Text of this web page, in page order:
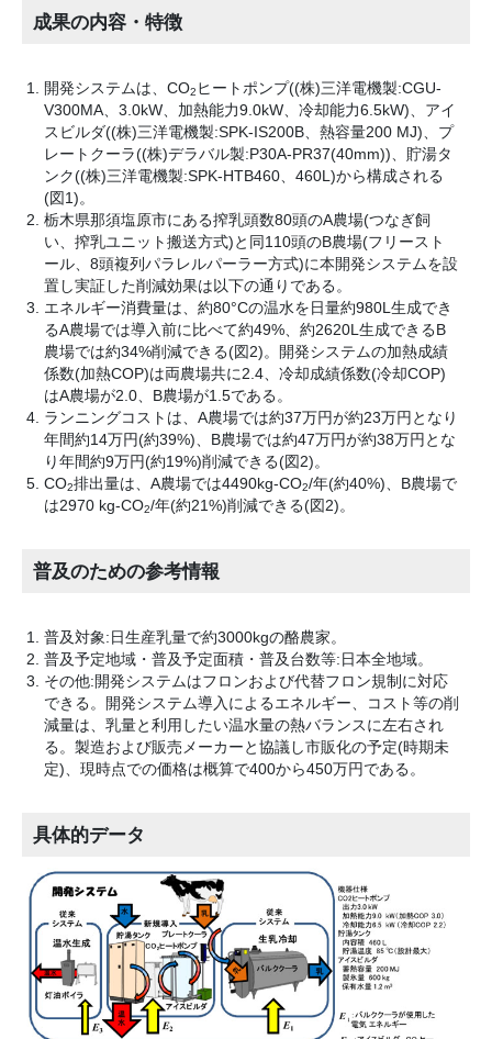
成果の内容・特徴
開発システムは、CO2 ヒートポンプ((株)三洋電機製:CGU-
V300MA、3.0kW、加熱能力9.0kW、冷却能力6.5kW)、アイ
スビルダ((株)三洋電機製:SPK-IS200B、熱容量200 MJ)、プ
レートクーラ((株)デラバル製:P30A-PR37(40mm))、貯湯タ
ンク((株)三洋電機製:SPK-HTB460、460L)から構成される
(図1)。
栃木県那須塩原市にある搾乳頭数80頭のA農場(つなぎ飼
い、搾乳ユニット搬送方式)と同110頭のB農場(フリースト
ール、8頭複列パラレルパーラー方式)に本開発システムを設
置し実証した削減効果は以下の通りである。
エネルギー消費量は、約80°Cの温水を日量約980L生成でき
るA農場では導入前に比べて約49%、約2620L生成できるB
農場では約34%削減できる(図2)。開発システムの加熱成績
係数(加熱COP)は両農場共に2.4、冷却成績係数(冷却COP)
はA農場が2.0、B農場が1.5である。
ランニングコストは、A農場では約37万円が約23万円となり
年間約14万円(約39%)、B農場では約47万円が約38万円とな
り年間約9万円(約19%)削減できる(図2)。
CO2排出量は、A農場では4490kg-CO2/年(約40%)、B農場で
は2970 kg-CO2/年(約21%)削減できる(図2)。
普及のための参考情報
普及対象:日生産乳量で約3000kgの酪農家。
普及予定地域・普及予定面積・普及台数等:日本全地域。
その他:開発システムはフロンおよび代替フロン規制に対応
できる。開発システム導入によるエネルギー、コスト等の削
減量は、乳量と利用したい温水量の熱バランスに左右され
る。製造および販売メーカーと協議し市販化の予定(時期未
定)、現時点での価格は概算で400から450万円である。
具体的データ